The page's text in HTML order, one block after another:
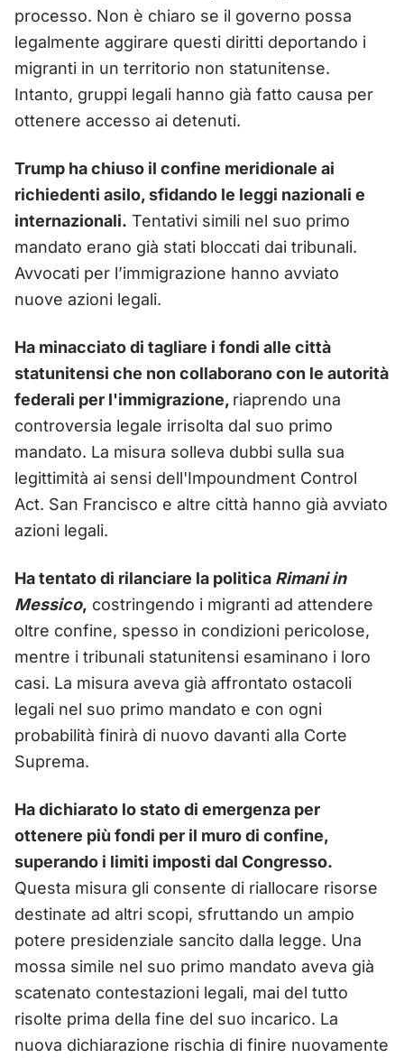
processo. Non è chiaro se il governo possa
legalmente aggirare questi diritti deportando i
migranti in un territorio non statunitense.
Intanto, gruppi legali hanno già fatto causa per
ottenere accesso ai detenuti.
Trump ha chiuso il confine meridionale ai
richiedenti asilo, sfidando le leggi nazionali e
internazionali. Tentativi simili nel suo primo
mandato erano già stati bloccati dai tribunali.
Avvocati per l’immigrazione hanno avviato
nuove azioni legali.
Ha minacciato di tagliare i fondi alle città
statunitensi che non collaborano con le autorità
federali per l'immigrazione, riaprendo una
controversia legale irrisolta dal suo primo
mandato. La misura solleva dubbi sulla sua
legittimità ai sensi dell'Impoundment Control
Act. San Francisco e altre città hanno già avviato
azioni legali.
Ha tentato di rilanciare la politica Rimani in
Messico, costringendo i migranti ad attendere
oltre confine, spesso in condizioni pericolose,
mentre i tribunali statunitensi esaminano i loro
casi. La misura aveva già affrontato ostacoli
legali nel suo primo mandato e con ogni
probabilità finirà di nuovo davanti alla Corte
Suprema.
Ha dichiarato lo stato di emergenza per
ottenere più fondi per il muro di confine,
superando i limiti imposti dal Congresso.
Questa misura gli consente di riallocare risorse
destinate ad altri scopi, sfruttando un ampio
potere presidenziale sancito dalla legge. Una
mossa simile nel suo primo mandato aveva già
scatenato contestazioni legali, mai del tutto
risolte prima della fine del suo incarico. La
nuova dichiarazione rischia di finire nuovamente